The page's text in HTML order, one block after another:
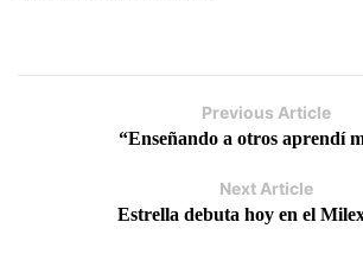
Previous Article
“Enseñando a otros aprendí
Next Article
Estrella debuta hoy en el